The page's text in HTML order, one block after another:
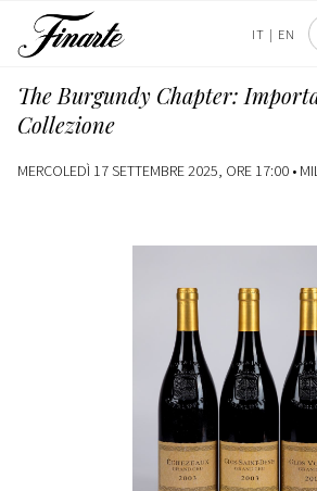
IT | EN
The Burgundy Chapter:
Collezione
MERCOLEDÌ 17 SETTEMBRE 2025, ORE 17:00 •